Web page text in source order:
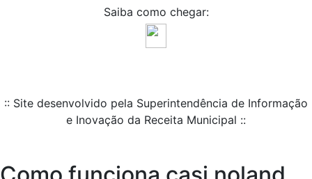
Saiba como chegar:
:: Site desenvolvido pela Superintendência de Informação
e Inovação da Receita Municipal ::